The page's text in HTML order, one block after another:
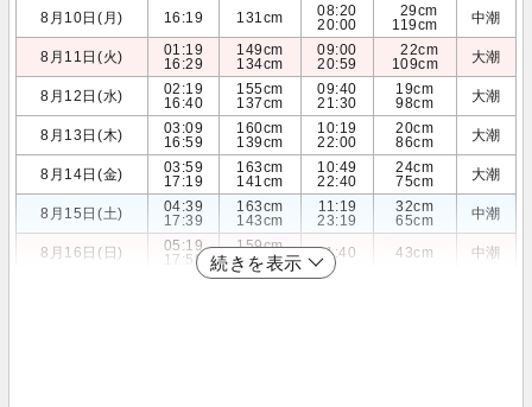
8月10日(月) 16:19 131cm
08:20
20:00
29cm
119cm
中潮
8月11日(火)
01:19
16:29
149cm
134cm
09:00
20:59
22cm
109cm
大潮
8月12日(水)
02:19
16:40
155cm
137cm
09:40
21:30
19cm
98cm
大潮
8月13日(木)
03:09
16:59
160cm
139cm
10:19
22:00
20cm
86cm
大潮
8月14日(金)
03:59
17:19
163cm
141cm
10:49
22:40
24cm
75cm
大潮
8月15日(土)
04:39
17:39
163cm
143cm
11:19
23:19
32cm
65cm
中潮
8月16日(日)
05:19
17:59
159cm
146cm
11:40 43cm 中潮
続きを表示